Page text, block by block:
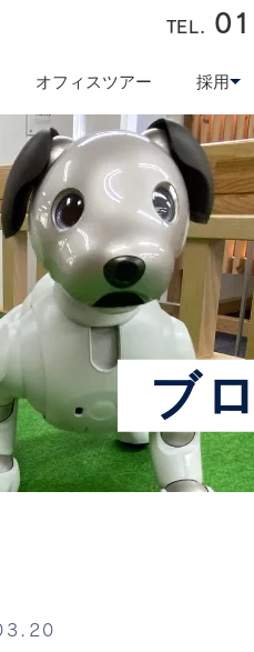
導入支援 オフィス業
オフィスツアー 採用
採用に
TEL.
ブ